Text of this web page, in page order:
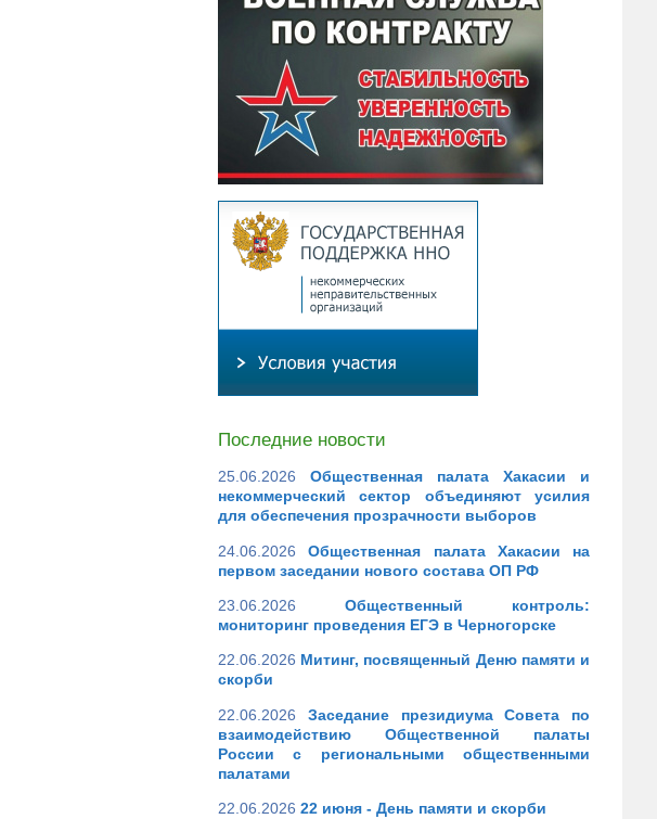
Последние новости
25.06.2026
Общественная палата Хакасии и
некоммерческий сектор объединяют усилия
для обеспечения прозрачности выборов
24.06.2026
Общественная палата Хакасии на
первом заседании нового состава ОП РФ
23.06.2026
Общественный контроль:
мониторинг проведения ЕГЭ в Черногорске
22.06.2026 Митинг, посвященный Деню памяти и
скорби
22.06.2026
Заседание президиума Совета по
взаимодействию Общественной палаты
России с региональными общественными
палатами
22.06.2026 22 июня - День памяти и скорби